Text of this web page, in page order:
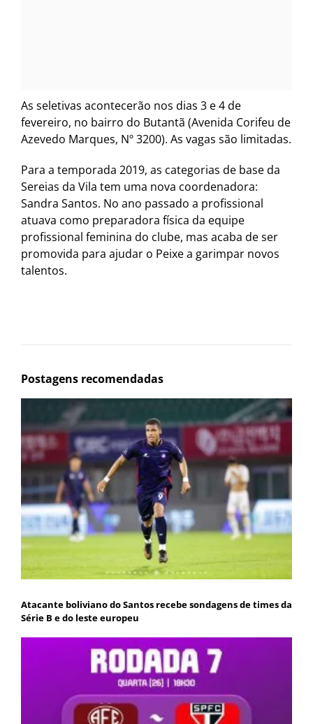
As seletivas acontecerão nos dias 3 e 4 de
fevereiro, no bairro do Butantã (Avenida Corifeu de
Azevedo Marques, Nº 3200). As vagas são limitadas.
Para a temporada 2019, as categorias de base da
Sereias da Vila tem uma nova coordenadora:
Sandra Santos. No ano passado a profissional
atuava como preparadora física da equipe
profissional feminina do clube, mas acaba de ser
promovida para ajudar o Peixe a garimpar novos
talentos.
Postagens recomendadas
Atacante boliviano do Santos recebe sondagens de times da
Série B e do leste europeu